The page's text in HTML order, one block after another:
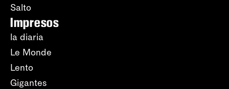
Salto
Impresos
la diaria
Le Monde
Lento
Gigantes